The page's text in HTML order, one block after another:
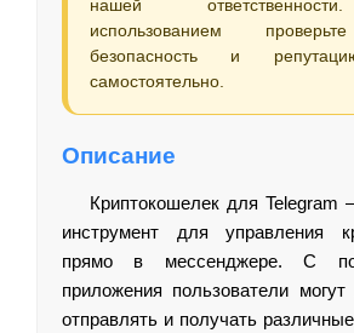
нашей
использованием
безопасность и
самостоятельно.
Описание
Криптокошелек для
инструмент для управления
прямо в мессенджере. С
приложения пользователи могут
отправлять и получать